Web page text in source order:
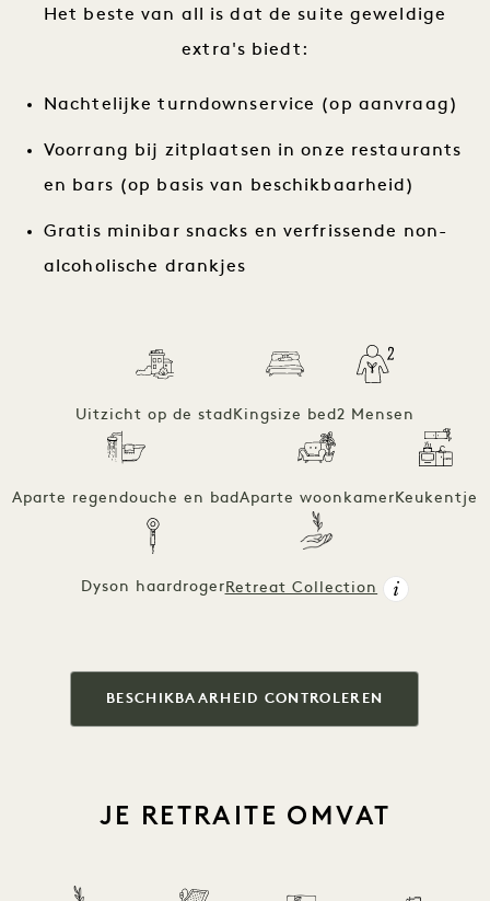
Het beste van all is dat de suite geweldige
extra's biedt:
Nachtelijke turndownservice (op aanvraag)
Voorrang bij zitplaatsen in onze restaurants
en bars (op basis van beschikbaarheid)
Gratis minibar snacks en verfrissende non-
alcoholische drankjes
Uitzicht op de stad Kingsize bed 2 Mensen
Aparte regendouche en bad Aparte woonkamer Keukentje
Dyson haardroger Retreat Collection
BESCHIKBAARHEID CONTROLEREN
JE RETRAITE OMVAT